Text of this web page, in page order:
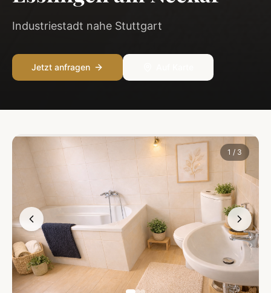
Industriestadt nahe Stuttgart
Jetzt anfragen
1 / 3